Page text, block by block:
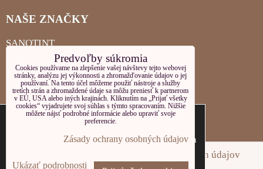
NAŠE ZNAČKY
SANOTINT
MIGLIORIN
LOCHERBER PLEŤOVÁ KOZMETIKA
LOCHERBER TELOVÁ KOZMETIKA
LOCHERBER MILANO
Zásady ochrany osobných údajov
Predvoľby súkromia
Cookies používame na zlepšenie vašej návštevy tejto webovej
stránky, analýzu jej výkonnosti a zhromažďovanie údajov o jej
používaní. Na tento účel môžeme použiť nástroje a služby
tretích strán a zhromaždené údaje sa môžu preniesť k partnerom
v EÚ, USA alebo iných krajinách. Kliknutím na „Prijať všetky
cookies“ vyjadrujete svoj súhlas s týmto spracovaním. Nižšie
môžete nájsť podrobné informácie alebo upraviť svoje
preferencie.
Zásady ochrany osobných údajov
Ukázať podrobnosti
Tieto internetové stránky používajú súbory
cookies. Bližšie informácie o používaných
súboroch cookies a ako je možné zabrániť ich